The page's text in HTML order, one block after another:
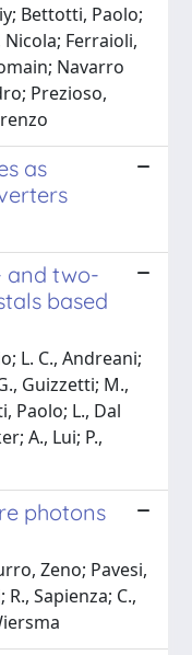
Bettotti, Paolo;
Ferraioli,
Navarro
Prezioso,
as
and two-
based
L. C., Andreani;
Guizzetti; M.,
Paolo; L., Dal
A., Lui; P.,
photons
Zeno; Pavesi,
R., Sapienza; C.,